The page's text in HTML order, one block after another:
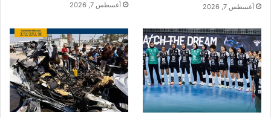
أغسطس 7, 2026 أغسطس 7, 2026